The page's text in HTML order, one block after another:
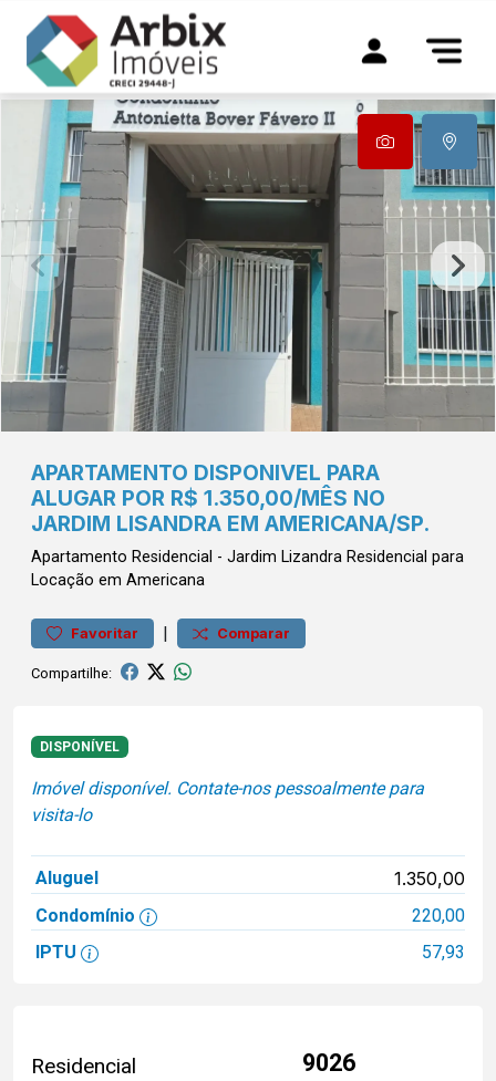
APARTAMENTO DISPONIVEL PARA
ALUGAR POR R$ 1.350,00/MÊS NO
JARDIM LISANDRA EM AMERICANA/SP.
Apartamento Residencial - Jardim Lizandra Residencial para
Locação em Americana
Favoritar | Comparar
Compartilhe:
DISPONÍVEL
Imóvel disponível. Contate-nos pessoalmente para
visita-lo
Aluguel 1.350,00
Condomínio
220,00
IPTU
57,93
Residencial 9026